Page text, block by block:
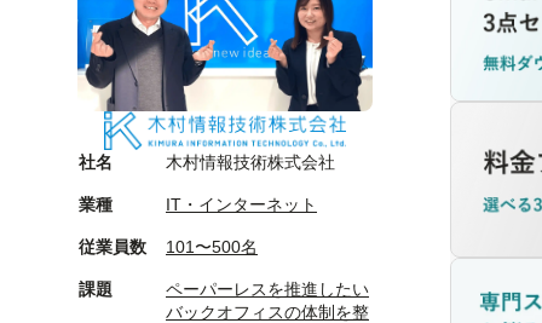
社名 木村情報技術株式会社
業種 IT・インターネット
従業員数 101〜500名
課題
ペーパーレスを推進したい
バックオフィスの体制を整